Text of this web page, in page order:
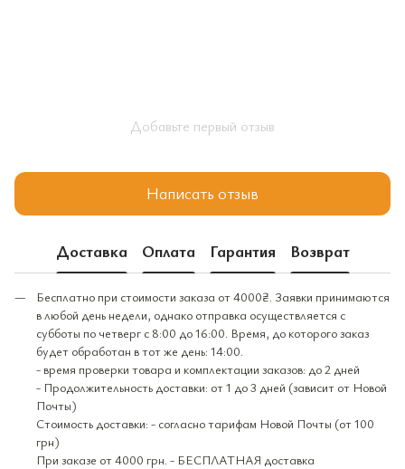
Добавьте первый отзыв
Написать отзыв
Доставка Оплата Гарантия Возврат
Бесплатно при стоимости заказа от 4000₴. Заявки принимаются
в любой день недели, однако отправка осуществляется с
субботы по четверг с 8:00 до 16:00. Время, до которого заказ
будет обработан в тот же день: 14:00.
- время проверки товара и комплектации заказов: до 2 дней
- Продолжительность доставки: от 1 до 3 дней (зависит от Новой
Почты)
Стоимость доставки: - согласно тарифам Новой Почты (от 100
грн)
При заказе от 4000 грн. - БЕСПЛАТНАЯ доставка